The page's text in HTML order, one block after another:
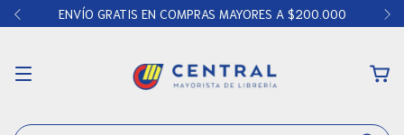
ENVÍO GRATIS EN COMPRAS MAYORES A $200.000